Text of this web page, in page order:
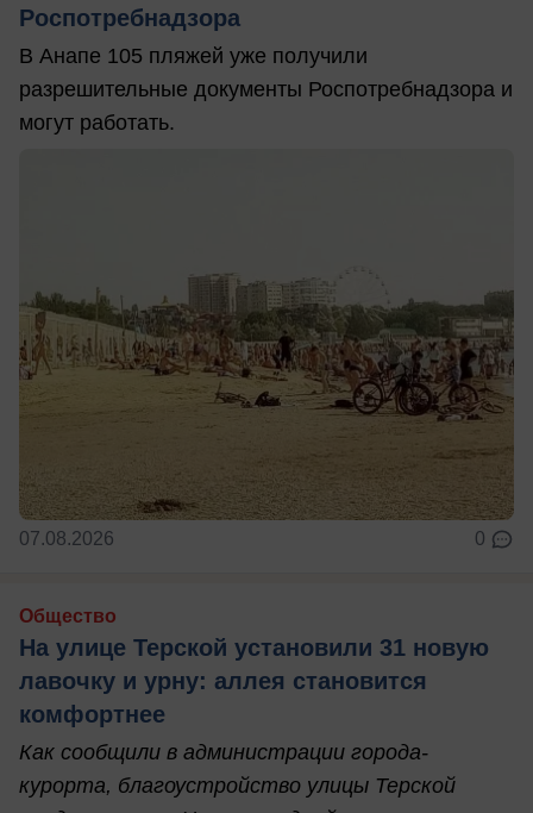
Роспотребнадзора
В Анапе 105 пляжей уже получили
разрешительные документы Роспотребнадзора и
могут работать.
07.08.2026 0
Общество
На улице Терской установили 31 новую
лавочку и урну: аллея становится
комфортнее
Как сообщили в администрации города-
курорта, благоустройство улицы Терской